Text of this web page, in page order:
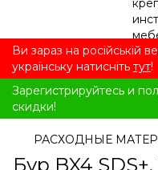
Ви зараз на російській
українську натисніть тут!
Зарегистрируйтесь и
скидки!
РАСХОДНЫЕ
Бур BX4